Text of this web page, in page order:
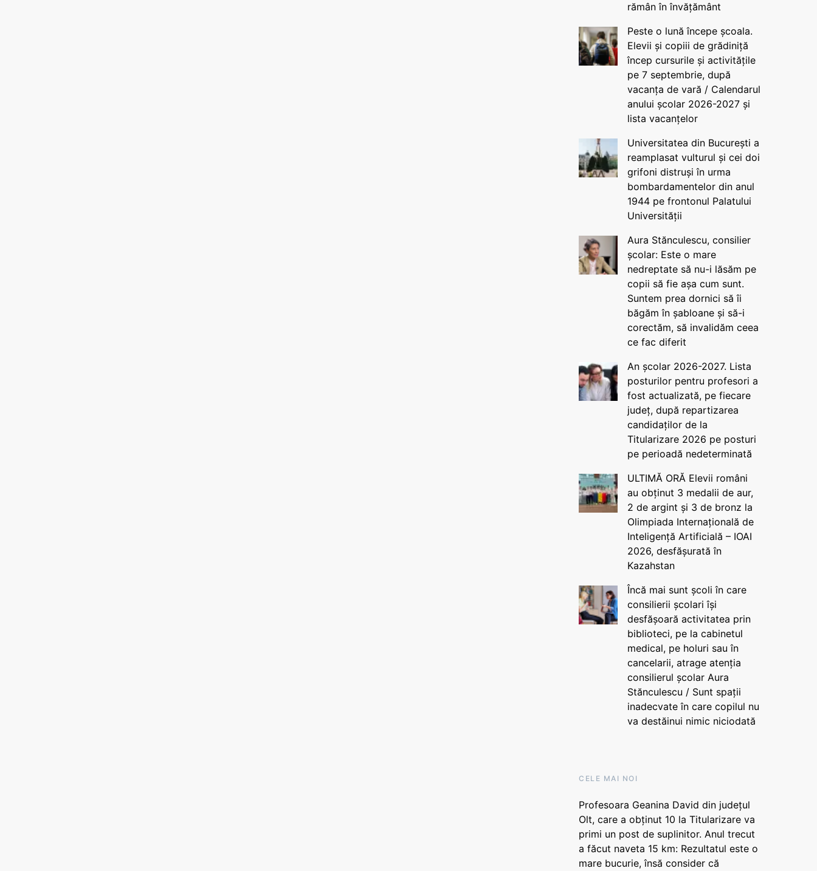
rămân în învățământ
Peste o lună începe școala.
Elevii și copiii de grădiniță
încep cursurile și activitățile
pe 7 septembrie, după
vacanța de vară / Calendarul
anului școlar 2026-2027 și
lista vacanțelor
Universitatea din București a
reamplasat vulturul și cei doi
grifoni distruși în urma
bombardamentelor din anul
1944 pe frontonul Palatului
Universității
Aura Stănculescu, consilier
școlar: Este o mare
nedreptate să nu-i lăsăm pe
copii să fie așa cum sunt.
Suntem prea dornici să îi
băgăm în șabloane și să-i
corectăm, să invalidăm ceea
ce fac diferit
An școlar 2026-2027. Lista
posturilor pentru profesori a
fost actualizată, pe fiecare
județ, după repartizarea
candidaților de la
Titularizare 2026 pe posturi
pe perioadă nedeterminată
ULTIMĂ ORĂ Elevii români
au obținut 3 medalii de aur,
2 de argint și 3 de bronz la
Olimpiada Internațională de
Inteligență Artificială – IOAI
2026, desfășurată în
Kazahstan
Încă mai sunt școli în care
consilierii școlari își
desfășoară activitatea prin
biblioteci, pe la cabinetul
medical, pe holuri sau în
cancelarii, atrage atenția
consilierul școlar Aura
Stănculescu / Sunt spații
inadecvate în care copilul nu
va destăinui nimic niciodată
CELE MAI NOI
Profesoara Geanina David din județul
Olt, care a obținut 10 la Titularizare va
primi un post de suplinitor. Anul trecut
a făcut naveta 15 km: Rezultatul este o
mare bucurie, însă consider că